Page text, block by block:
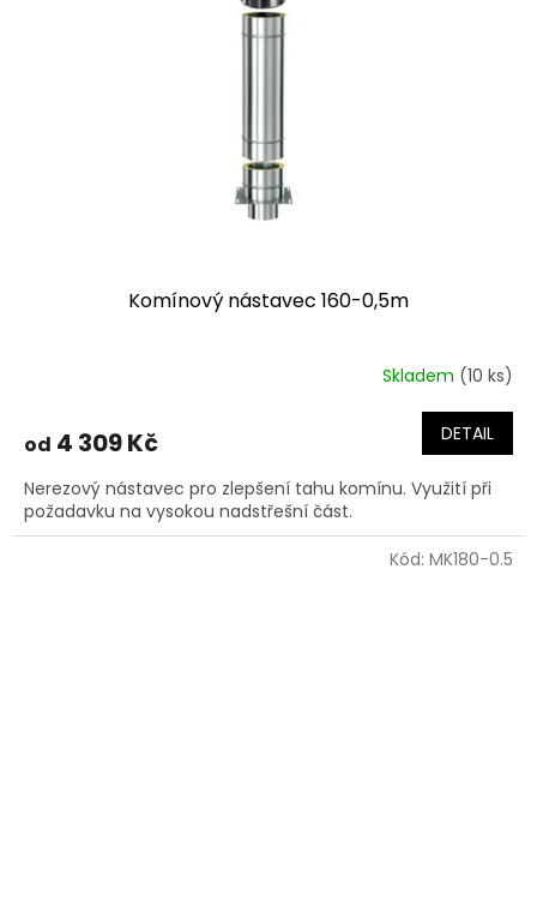
Komínový nástavec 160-0,5m
Skladem (10 ks)
od 4 309 Kč DETAIL
Nerezový nástavec pro zlepšení tahu komínu. Využití při
požadavku na vysokou nadstřešní část.
Kód: MK180-0.5